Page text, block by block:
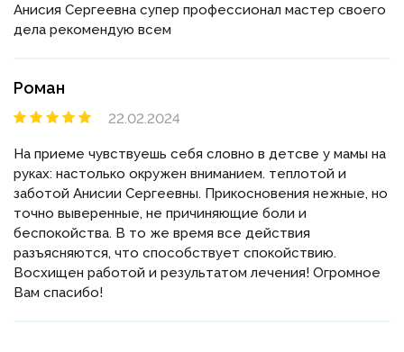
Анисия Сергеевна супер профессионал мастер своего
дела рекомендую всем
Роман
22.02.2024
На приеме чувствуешь себя словно в детсве у мамы на
руках: настолько окружен вниманием. теплотой и
заботой Анисии Сергеевны. Прикосновения нежные, но
точно выверенные, не причиняющие боли и
беспокойства. В то же время все действия
разъясняются, что способствует спокойствию.
Восхищен работой и результатом лечения! Огромное
Вам спасибо!